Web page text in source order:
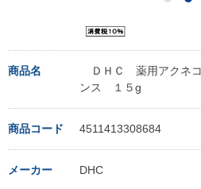
商品名
ＤＨＣ 薬用アクネ
ンス １５g
商品コード 4511413308684
メーカー DHC